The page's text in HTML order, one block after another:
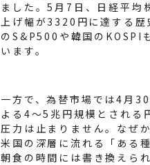
ました。5月7日、日経平
上げ幅が3320円に達する歴
のS&P500や韓国のKOSPI
います。
一方で、為替市場では4月
よる4〜5兆円規模とされる
圧力は止まりません。なぜ
米国の深層に流れる「ある
朝食の時間には書き換えら